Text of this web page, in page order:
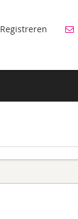
Registreren